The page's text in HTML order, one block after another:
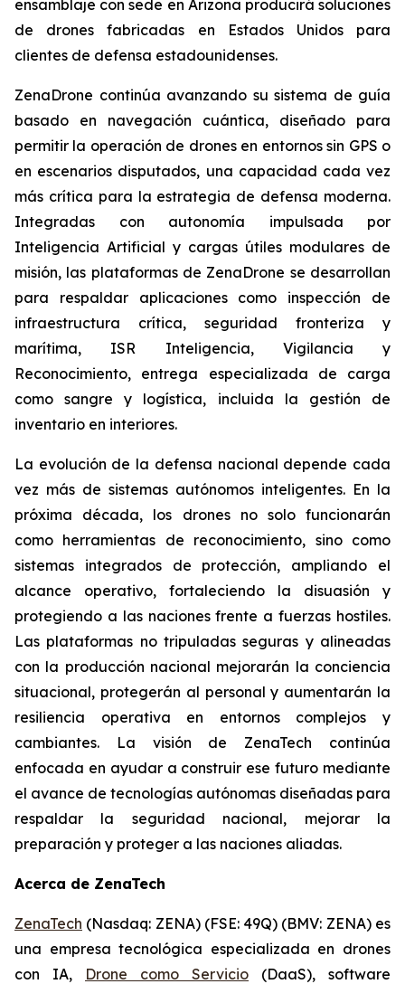
ensamblaje con sede en Arizona producirá soluciones
de drones fabricadas en Estados Unidos para
clientes de defensa estadounidenses.
ZenaDrone continúa avanzando su sistema de guía
basado en navegación cuántica, diseñado para
permitir la operación de drones en entornos sin GPS o
en escenarios disputados, una capacidad cada vez
más crítica para la estrategia de defensa moderna.
Integradas con autonomía impulsada por
Inteligencia Artificial y cargas útiles modulares de
misión, las plataformas de ZenaDrone se desarrollan
para respaldar aplicaciones como inspección de
infraestructura crítica, seguridad fronteriza y
marítima, ISR Inteligencia, Vigilancia y
Reconocimiento, entrega especializada de carga
como sangre y logística, incluida la gestión de
inventario en interiores.
La evolución de la defensa nacional depende cada
vez más de sistemas autónomos inteligentes. En la
próxima década, los drones no solo funcionarán
como herramientas de reconocimiento, sino como
sistemas integrados de protección, ampliando el
alcance operativo, fortaleciendo la disuasión y
protegiendo a las naciones frente a fuerzas hostiles.
Las plataformas no tripuladas seguras y alineadas
con la producción nacional mejorarán la conciencia
situacional, protegerán al personal y aumentarán la
resiliencia operativa en entornos complejos y
cambiantes. La visión de ZenaTech continúa
enfocada en ayudar a construir ese futuro mediante
el avance de tecnologías autónomas diseñadas para
respaldar la seguridad nacional, mejorar la
preparación y proteger a las naciones aliadas.
Acerca de ZenaTech
ZenaTech (Nasdaq: ZENA) (FSE: 49Q) (BMV: ZENA) es
una empresa tecnológica especializada en drones
con IA, Drone como Servicio (DaaS), software